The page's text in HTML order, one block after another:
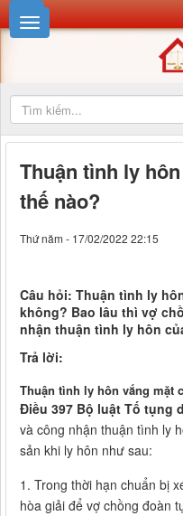
Thuận tình ly
thế nào?
Thứ năm - 17/02/2022 22:15
Câu hỏi: Thuận tình ly
không? Bao lâu thì vợ
nhận thuận tình ly hôn
Trả lời:
Thuận tình ly hôn vắng mặt
Điều 397 Bộ luật Tố tụng
và công nhận thuận tình ly
sản khi ly hôn như sau:
1. Trong thời hạn chuẩn bị
hòa giải để vợ chồng đoàn